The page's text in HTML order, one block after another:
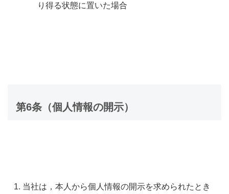
り得る状態に置いた場合
第6条（個人情報の開示）
当社は，本人から個人情報の開示を求められたとき